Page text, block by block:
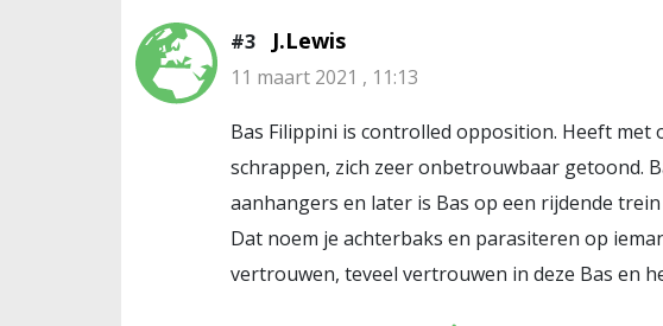
#3 J.Lewis
11 maart 2021 , 11:13
Bas Filippini is controlled opposition. Heeft met
schrappen, zich zeer onbetrouwbaar getoond.
aanhangers en later is Bas op een rijdende
Dat noem je achterbaks en parasiteren op
vertrouwen, teveel vertrouwen in deze Bas en